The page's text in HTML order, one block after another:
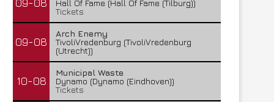
09-08
Hall Of Fame (Hall Of Fame (Tilburg))
Tickets
09-08
Arch Enemy
TivoliVredenburg (TivoliVredenburg
(Utrecht))
10-08
Municipal Waste
Dynamo (Dynamo (Eindhoven))
Tickets